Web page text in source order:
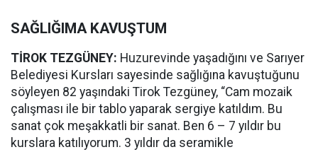
SAĞLIĞIMA KAVUŞTUM
TİROK TEZGÜNEY: Huzurevinde yaşadığını ve Sarıyer
Belediyesi Kursları sayesinde sağlığına kavuştuğunu
söyleyen 82 yaşındaki Tirok Tezgüney, “Cam mozaik
çalışması ile bir tablo yaparak sergiye katıldım. Bu
sanat çok meşakkatli bir sanat. Ben 6 – 7 yıldır bu
kurslara katılıyorum. 3 yıldır da seramikle